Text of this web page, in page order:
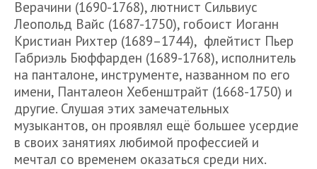
Верачини (1690-1768), лютнист Сильвиус
Леопольд Вайс (1687-1750), гобоист Иоганн
Кристиан Рихтер (1689–1744), флейтист Пьер
Габриэль Бюффарден (1689-1768), исполнитель
на панталоне, инструменте, названном по его
имени, Панталеон Хебенштрайт (1668-1750) и
другие. Слушая этих замечательных
музыкантов, он проявлял ещё большее усердие
в своих занятиях любимой профессией и
мечтал со временем оказаться среди них.